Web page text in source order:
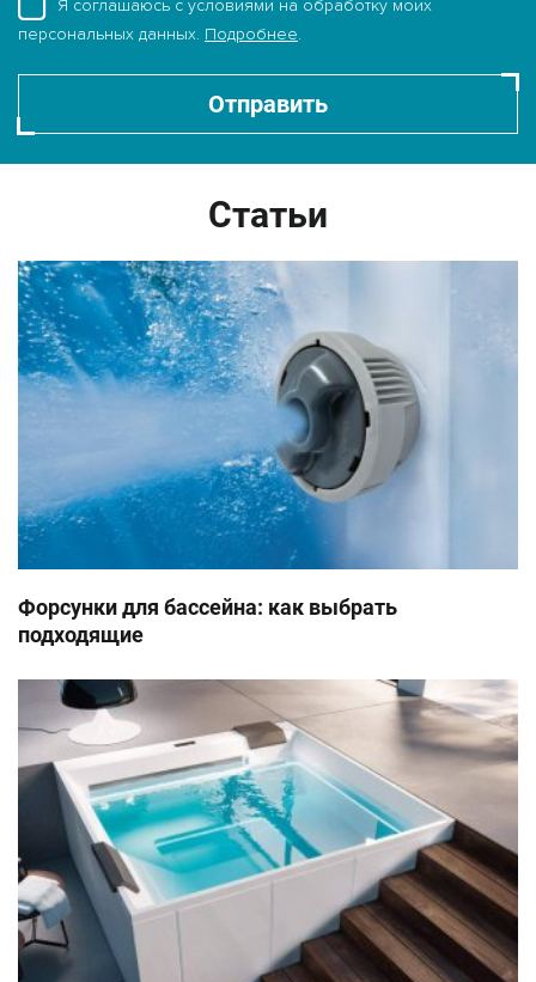
Артикул: Makalu Life Premium
1 870 830 /шт.
Показать
1 116 512
Показать
Я соглашаюсь с условиями на обработку моих
персональных данных. Подробнее.
Отправить
Статьи
Форсунки для бассейна: как выбрать
подходящие